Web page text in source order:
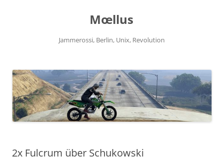
Mœllus
Jammerossi, Berlin, Unix, Revolution
2x Fulcrum über Schukowski